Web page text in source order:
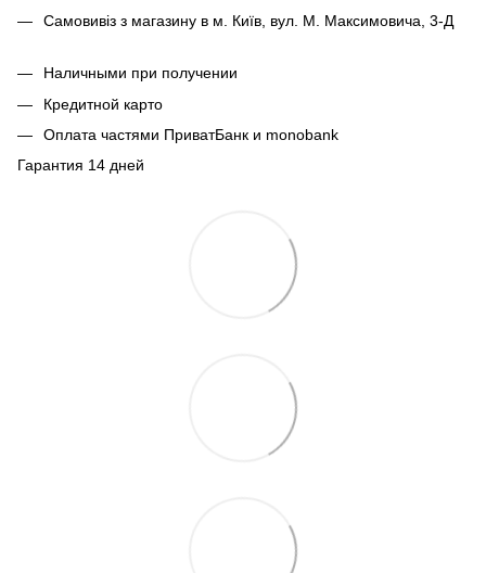
Самовивіз з магазину в м. Київ, вул. М. Максимовича, 3-Д
Наличными при получении
Кредитной карто
Оплата частями ПриватБанк и monobank
Гарантия 14 дней